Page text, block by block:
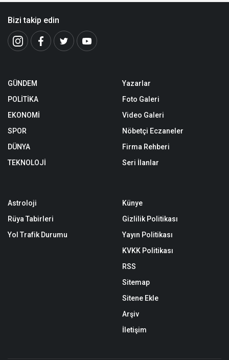
Bizi takip edin
GÜNDEM
POLİTİKA
EKONOMİ
SPOR
DÜNYA
TEKNOLOJİ
Yazarlar
Foto Galeri
Video Galeri
Nöbetçi Eczaneler
Firma Rehberi
Seri İlanlar
Astroloji
Rüya Tabirleri
Yol Trafik Durumu
Künye
Gizlilik Politikası
Yayın Politikası
KVKK Politikası
RSS
Sitemap
Sitene Ekle
Arşiv
İletişim